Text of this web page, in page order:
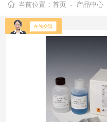
当前位置：首页 - 产品中心